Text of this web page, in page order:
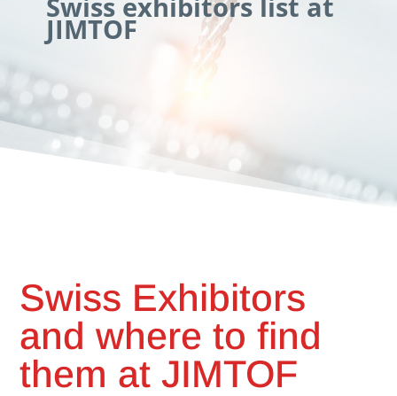
JIMTOF
Swiss Exhibitors
and where to find
them at JIMTOF